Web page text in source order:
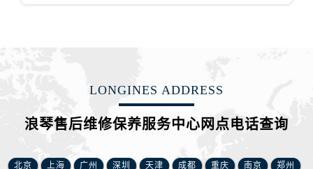
江西省南昌市红谷滩新区红谷中大道998号绿地双子塔（中央广场）A1座办公楼14层1407室浪琴售后服务中心（需提前预约）
LONGINES ADDRESS
浪琴售后维修保养服务中心网点电话查询
北京 上海 广州 深圳 天津 成都 重庆 南京 郑州